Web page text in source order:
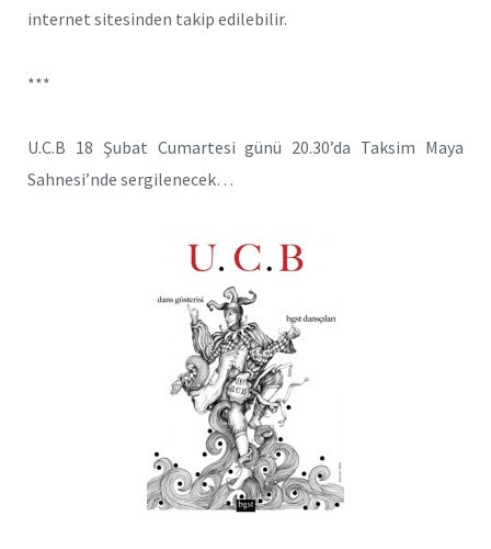
internet sitesinden takip edilebilir.
***
U.C.B 18 Şubat Cumartesi günü 20.30’da Taksim Maya
Sahnesi’nde sergilenecek…